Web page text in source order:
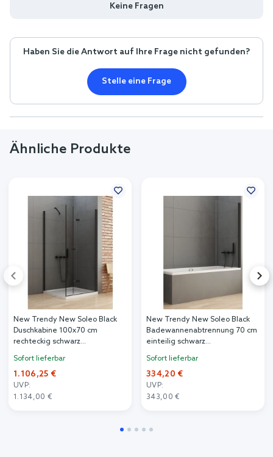
Keine Fragen
Haben Sie die Antwort auf Ihre Frage nicht gefunden?
Stelle eine Frage
Ähnliche Produkte
New Trendy New Soleo Black
Duschkabine 100x70 cm
rechteckig schwarz
0237A/D-0116B
Sofort lieferbar
1.106,25 €
UVP:
1.134,00 €
New Trendy New Soleo Black
Badewannenabtrennung 70 cm
einteilig schwarz
0039
Sofort lieferbar
334,20 €
UVP:
343,00 €